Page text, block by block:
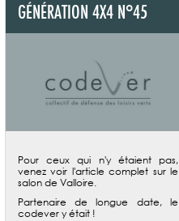
GÉNÉRATION 4X4 N°45
Pour ceux qui n'y étaient pas,
venez voir l'article complet sur le
salon de Valloire.
Partenaire de longue date, le
codever y était !